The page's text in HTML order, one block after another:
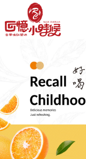
加盟優勢
飲品介紹
分店資訊
關於品牌
加盟優勢
分店資訊
最新消息
聯絡我們